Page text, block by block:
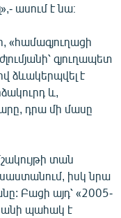
ասում է նա։
«համագյուղացի
գյուղապետ
ձևակերպվել է
և,
դրա մի մասը
տան
իսկ նրա
Բացի այդ՝ «2005-
պահակ է